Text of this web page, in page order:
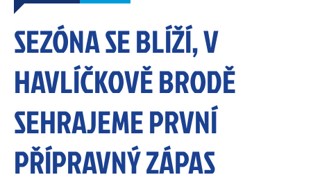
SEZÓNA SE BLÍŽÍ, V
HAVLÍČKOVĚ BRODĚ
SEHRAJEME PRVNÍ
PŘÍPRAVNÝ ZÁPAS